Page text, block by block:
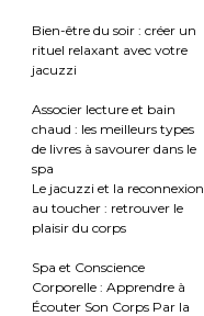
Bien-être du soir : créer un
rituel relaxant avec votre
jacuzzi
Associer lecture et bain
chaud : les meilleurs types
de livres à savourer dans le
spa
Le jacuzzi et la reconnexion
au toucher : retrouver le
plaisir du corps
Spa et Conscience
Corporelle : Apprendre à
Écouter Son Corps Par la